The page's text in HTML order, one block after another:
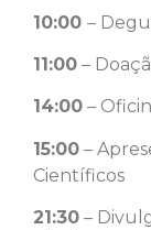
10:00 –
11:00 –
14:00 –
15:00 –
Científicos
21:30 –